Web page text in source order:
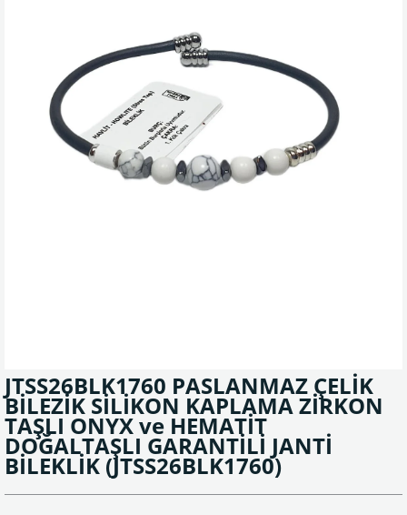
JTSS26BLK1760 PASLANMAZ ÇELİK
BİLEZİK SİLİKON KAPLAMA ZİRKON
TAŞLI ONYX ve HEMATİT
DOĞALTAŞLI GARANTİLİ JANTİ
BİLEKLİK (JTSS26BLK1760)